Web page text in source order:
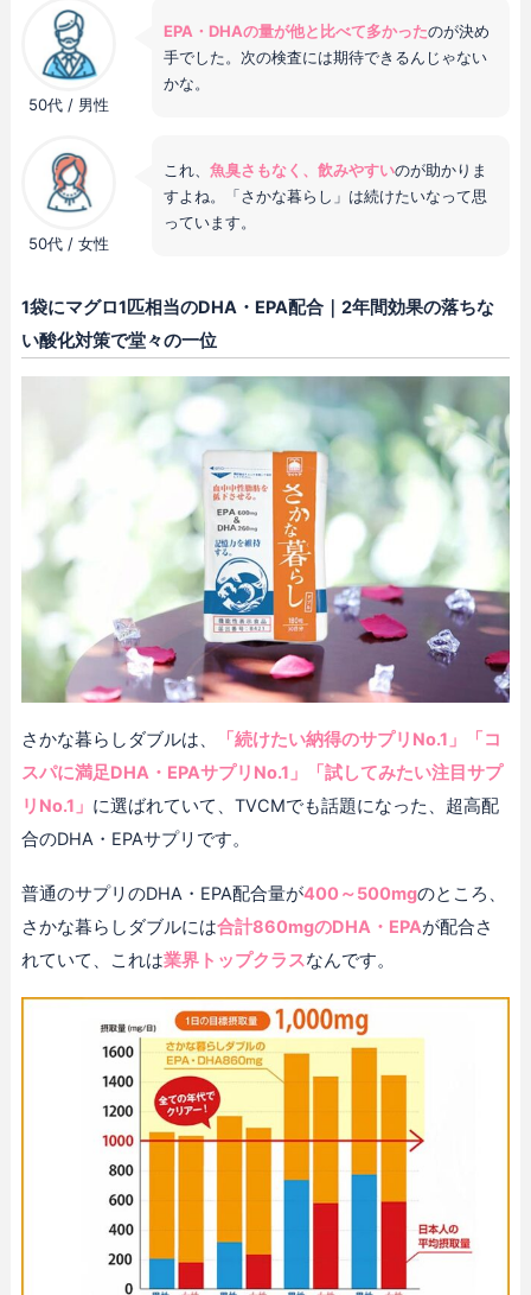
50代 / 男性
EPA・DHAの量が他と比べて多かったのが決め
手でした。次の検査には期待できるんじゃない
かな。
50代 / 女性
これ、 魚臭さもなく、飲みやすいのが助かりま
すよね。「さかな暮らし」は続けたいなって思
っています。
1袋にマグロ1匹相当のDHA・EPA配合｜2年間効果の落ちな
い酸化対策で堂々の一位
さかな暮らしダブルは、
「続けたい納得のサプリNo.1」「コ
スパに満足DHA・EPAサプリNo.1」「試してみたい注目サプ
リNo.1」 に選ばれていて、TVCMでも話題になった、超高配
合のDHA・EPAサプリです。
普通のサプリのDHA・EPA配合量が400～500mgのところ、
さかな暮らしダブルには合計860mgのDHA・EPAが配合さ
れていて、これは業界トップクラスなんです。